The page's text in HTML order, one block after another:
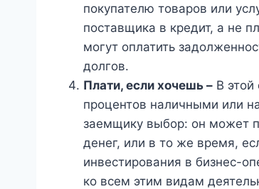
покупателю товаров или
поставщика в кредит, а не
могут оплатить
долгов.
Плати, если хочешь – В
процентов наличными или
заемщику выбор: он может
денег, или в то же время,
инвестирования в бизнес-
ко всем этим видам